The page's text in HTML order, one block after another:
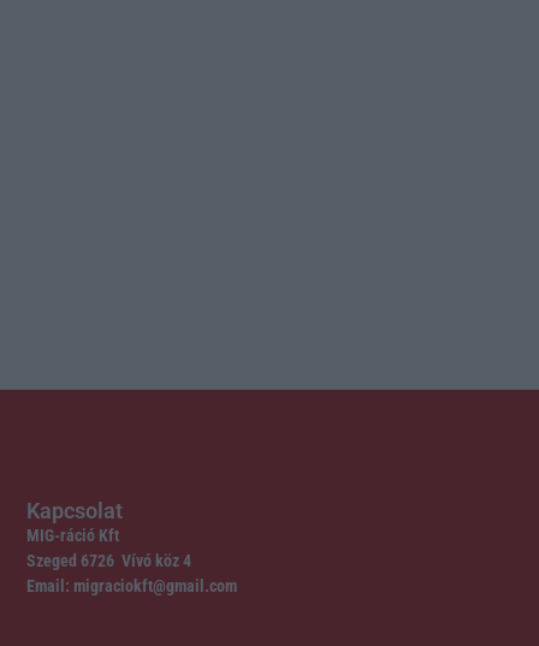
Kapcsolat
MIG-ráció Kft
Szeged 6726 Vívó köz 4
Email: migraciokft@gmail.com